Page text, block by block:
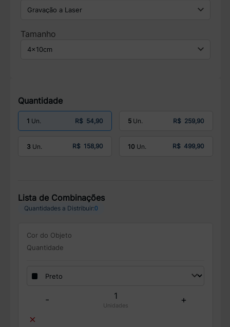
Tamanho
Quantidade
1 R$ 54,90
3 R$ 158,90
5 R$ 259,90
10 R$ 499,90
Lista de Combinações
Quantidades a Distribuir:0
Cor do Objeto
Quantidade
-
Unidades
+
×